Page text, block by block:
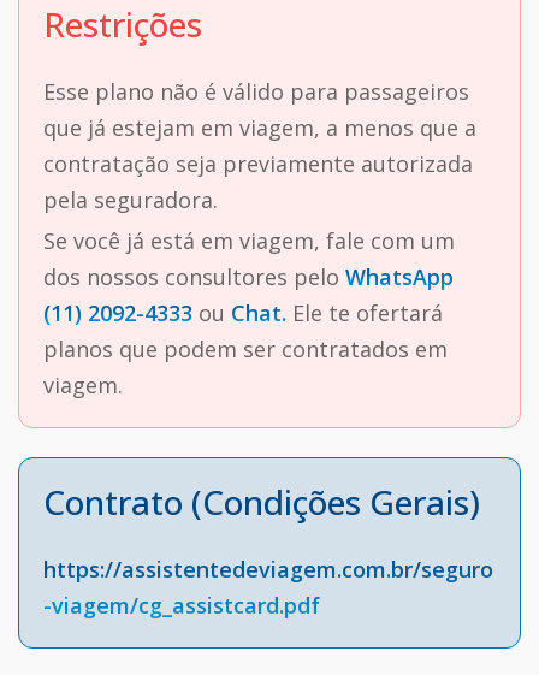
Restrições
Esse plano não é válido para passageiros
que já estejam em viagem, a menos que a
contratação seja previamente autorizada
pela seguradora.
Se você já está em viagem, fale com um
dos nossos consultores pelo WhatsApp
(11) 2092-4333 ou Chat. Ele te ofertará
planos que podem ser contratados em
viagem.
Contrato (Condições Gerais)
https://assistentedeviagem.com.br/seguro
-viagem/cg_assistcard.pdf